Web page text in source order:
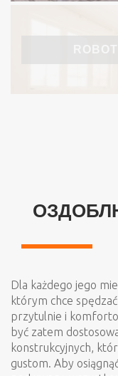
Dla każdego jego
którym chce
przytulnie i
być zatem
konstrukcyjnych,
gustom. Aby